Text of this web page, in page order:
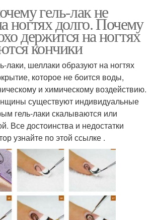
гель-лак не
ногтях долго. Почему
держится на ногтях
кончики
лаки, шеллаки образуют на ногтях
которое не боится воды,
и химическому воздействию.
существуют индивидуальные
гель-лаки скалываются или
Все достоинства и недостатки
узнайте по этой ссылке .